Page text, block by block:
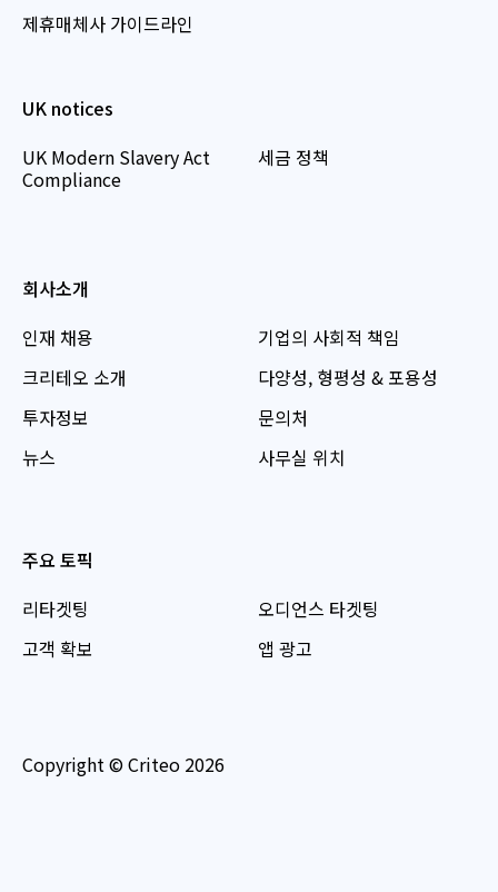
제휴매체사 가이드라인
UK notices
UK Modern Slavery Act
Compliance
세금 정책
회사소개
인재 채용
크리테오 소개
투자정보
뉴스
기업의 사회적 책임
다양성, 형평성 & 포용성
문의처
사무실 위치
주요 토픽
리타겟팅
고객 확보
오디언스 타겟팅
앱 광고
Copyright © Criteo 2026